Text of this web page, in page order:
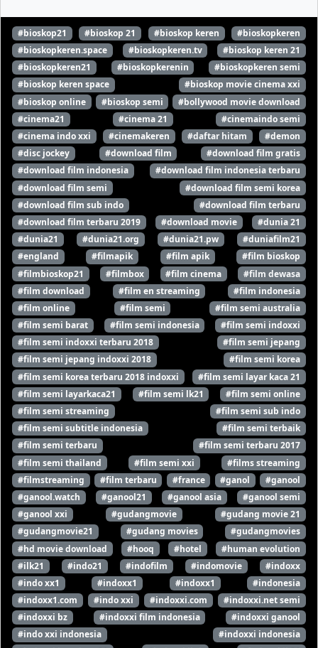
#bioskop21 #bioskop 21 #bioskop keren
#bioskopkeren
#bioskopkeren.space
#bioskopkeren.tv
#bioskop keren 21
#bioskopkeren21
#bioskopkerenin
#bioskopkeren semi
#bioskop keren space
#bioskop movie cinema xxi
#bioskop online
#bioskop semi
#bollywood movie download
#cinema21
#cinema 21
#cinemaindo semi
#cinema indo xxi
#cinemakeren #daftar hitam
#demon
#disc jockey
#download film
#download film gratis
#download film indonesia
#download film indonesia terbaru
#download film semi
#download film semi korea
#download film sub indo
#download film terbaru
#download film terbaru 2019
#download movie
#dunia 21
#dunia21
#dunia21.org #dunia21.pw
#duniafilm21
#england
#filmapik #film apik
#film bioskop
#filmbioskop21
#filmbox #film cinema
#film dewasa
#film download
#film en streaming
#film indonesia
#film online
#film semi
#film semi australia
#film semi barat
#film semi indonesia
#film semi indoxxi
#film semi indoxxi terbaru 2018
#film semi jepang
#film semi jepang indoxxi 2018
#film semi korea
#film semi korea terbaru 2018 indoxxi
#film semi layar kaca 21
#film semi layarkaca21
#film semi lk21
#film semi online
#film semi streaming
#film semi sub indo
#film semi subtitle indonesia
#film semi terbaik
#film semi terbaru
#film semi terbaru 2017
#film semi thailand
#film semi xxi
#films streaming
#filmstreaming
#film terbaru #france #ganol
#ganool
#ganool.watch
#ganool21 #ganool asia
#ganool semi
#ganool xxi
#gudangmovie
#gudang movie 21
#gudangmovie21
#gudang movies
#gudangmovies
#hd movie download
#hooq #hotel
#human evolution
#ilk21
#indo21 #indofilm #indomovie
#indoxx
#indo xx1
#indoxx1 #indoxx1
#indonesia
#indoxx1.com
#indo xxi #indoxxi.com
#indoxxi.net semi
#indoxxi bz
#indoxxi film indonesia
#indoxxi ganool
#indo xxi indonesia
#indoxxi indonesia